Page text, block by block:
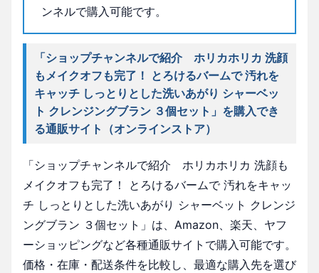
ンネルで購入可能です。
「ショップチャンネルで紹介 ホリカホリカ 洗顔
もメイクオフも完了！ とろけるバームで 汚れを
キャッチ しっとりとした洗いあがり シャーベッ
ト クレンジングブラン ３個セット」を購入でき
る通販サイト（オンラインストア）
「ショップチャンネルで紹介 ホリカホリカ 洗顔も
メイクオフも完了！ とろけるバームで 汚れをキャッ
チ しっとりとした洗いあがり シャーベット クレンジ
ングブラン ３個セット」は、Amazon、楽天、ヤフ
ーショッピングなど各種通販サイトで購入可能です。
価格・在庫・配送条件を比較し、最適な購入先を選び